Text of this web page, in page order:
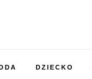
DZIECKO